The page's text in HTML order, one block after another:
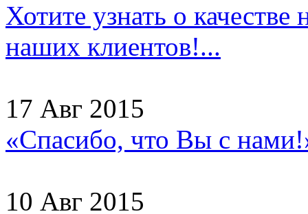
Хотите узнать о
наших клиентов!...
17 Авг 2015
«Спасибо, что Вы с
10 Авг 2015